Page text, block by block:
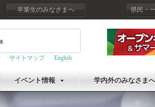
卒業生のみなさまへ 県民・
サイトマップ English
イベント情報 学内外のみなさまへ